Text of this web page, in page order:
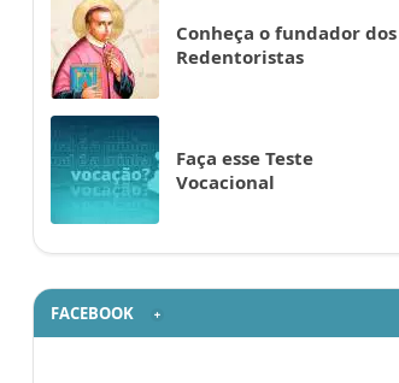
Conheça o fundador dos
Redentoristas
Faça esse Teste
Vocacional
FACEBOOK